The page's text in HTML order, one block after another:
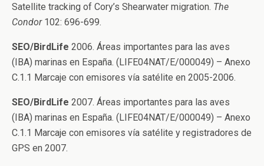
Satellite tracking of Cory’s Shearwater migration. The
Condor102: 696-699.
SEO/BirdLife 2006. Áreas importantes para las aves
(IBA) marinas en España. (LIFE04NAT/E/000049) – Anexo
C.1.1 Marcaje con emisores vía satélite en 2005-2006.
SEO/BirdLife 2007. Áreas importantes para las aves
(IBA) marinas en España. (LIFE04NAT/E/000049) – Anexo
C.1.1 Marcaje con emisores vía satélite y registradores de
GPS en 2007.